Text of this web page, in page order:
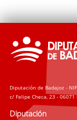
Diputación de Badajoz -
c/ Felipe Checa, 23 - 06071
Diputación